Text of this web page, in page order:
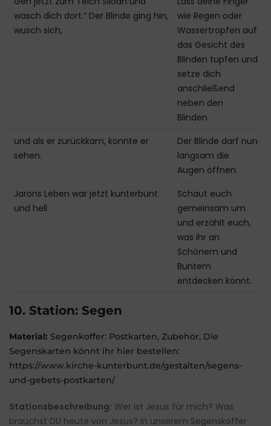
wasch dich dort.“ Der Blinde ging hin,
wusch sich,
wie Regen oder
Wassertropfen auf
das Gesicht des
Blinden tupfen und
setze dich
anschließend
neben den
Blinden.
und als er zurückkam, konnte er
sehen.
Der Blinde darf nun
langsam die
Augen öffnen.
Jarons Leben war jetzt kunterbunt
und hell
Schaut euch
gemeinsam um
und erzählt euch,
was ihr an
Schönem und
Buntem
entdecken könnt.
10. Station: Segen
Material: Segenkoffer: Postkarten, Zubehör, Die
Segenskarten könnt ihr hier bestellen:
https://www.kirche-kunterbunt.de/gestalten/segens-
und-gebets-postkarten/
Stationsbeschreibung: Wer ist Jesus für mich? Was
brauchst DU heute von Jesus? In unserem Segenskoffer